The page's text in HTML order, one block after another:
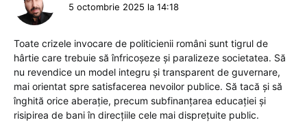
5 octombrie 2025 la 14:18
Toate crizele invocare de politicienii români sunt tigrul de
hârtie care trebuie să înfricoșeze și paralizeze societatea. Să
nu revendice un model integru și transparent de guvernare,
mai orientat spre satisfacerea nevoilor publice. Să tacă și să
înghită orice aberație, precum subfinanțarea educației și
risipirea de bani în direcțiile cele mai disprețuite public.